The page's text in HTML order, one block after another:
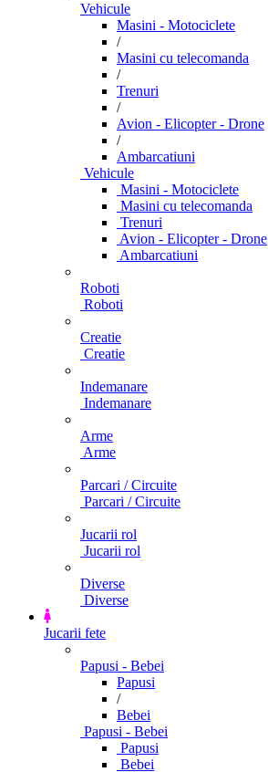
Vehicule
Masini - Motociclete
/
Masini cu telecomanda
/
Trenuri
/
Avion - Elicopter - Drone
/
Ambarcatiuni
Vehicule
Masini - Motociclete
Masini cu telecomanda
Trenuri
Avion - Elicopter - Drone
Ambarcatiuni
Roboti
Roboti
Creatie
Creatie
Indemanare
Indemanare
Arme
Arme
Parcari / Circuite
Parcari / Circuite
Jucarii rol
Jucarii rol
Diverse
Diverse
Jucarii fete
Papusi - Bebei
Papusi
/
Bebei
Papusi - Bebei
Papusi
Bebei